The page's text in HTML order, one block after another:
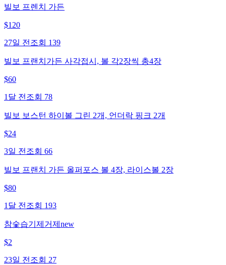
빌보 프렌치 가든
$120
27일 전 조회 139
빌보 프랜치가든 사각접시, 볼 각2장씩 총4장
$60
1달 전 조회 78
빌보 보스턴 하이볼 그린 2개, 언더락 핑크 2개
$24
3일 전 조회 66
빌보 프랜치 가든 올퍼포스 볼 4장, 라이스볼 2장
$80
1달 전 조회 193
참숯습기제거제new
$2
23일 전 조회 27